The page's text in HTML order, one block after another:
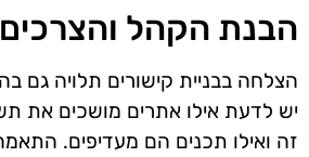
הבנת הקהל
הצלחה בבניית קישורים תלויה גם
יש לדעת אילו אתרים מושכים את
זה ואילו תכנים הם מעדיפים.